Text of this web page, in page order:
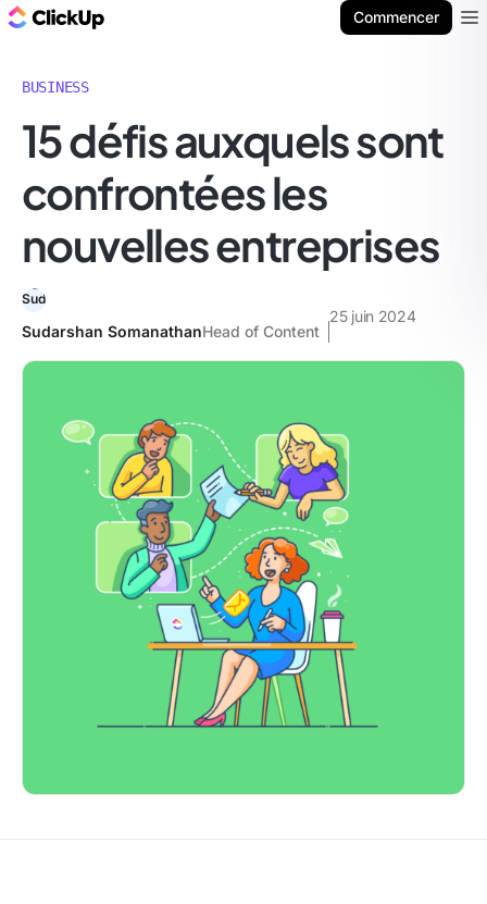
Commencer
BUSINESS
15 défis auxquels sont
confrontées les
nouvelles entreprises
Sudarshan SomanathanHead of Content
25 juin 2024